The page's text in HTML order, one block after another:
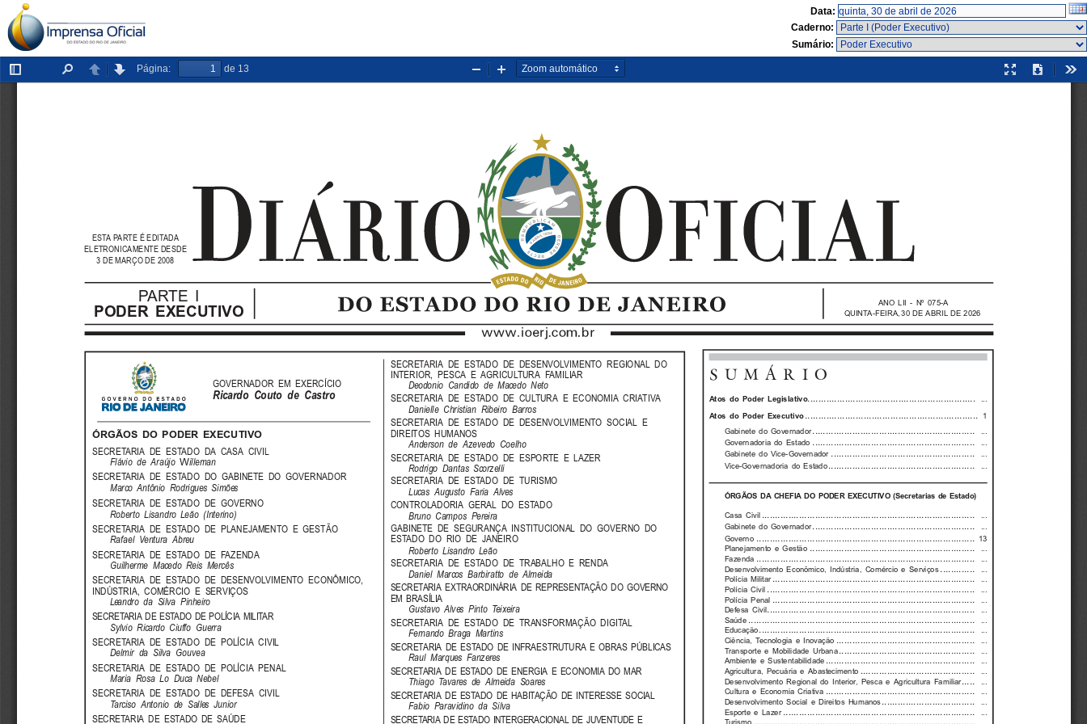
Data:
Caderno:
Sumário:
Exibir/ocultar
painel
LocalizarAnteriorPróxima
Página: de 13
Modo
de
Download
Diminuir
zoom
Aumentar
zoom
ESTA PARTE É EDITADA
ELETRONICAMENTE DESDE
3 DE MARÇO DE 2008
ANO  LII  -  Nº  075-A
Q U I N TA - F E I R A , 30  DE  ABRIL  DE  2026
PARTE  I
PODER  EXECUTIVO
ÓRGÃOS  DO  PODER  EXECUTIVO
SECRETARIA  DE  ESTADO  DA  CASA  CIVIL
Flávio  de  Araújo Willeman
SECRETARIA  DE  ESTADO  DO  GABINETE  DO  GOVERNADOR
Marco  Antônio  Rodrigues  Simões
SECRETARIA  DE  ESTADO  DE  GOVERNO
Roberto  Lisandro  Leão  (Interino)
SECRETARIA  DE  ESTADO  DE  PLANEJAMENTO  E  GESTÃO
Rafael  Ventura  Abreu
SECRETARIA  DE  ESTADO  DE  FAZENDA
Guilherme  Macedo  Reis  Mercês
SECRETARIA  DE  ESTADO  DE  DESENVOLVIMENTO  ECONÔMICO,
INDÚSTRIA,  COMÉRCIO  E  SERVIÇOS
Leandro  da  Silva  Pinheiro
SECRETARIA DE ESTADO DE POLÍCIA MILITAR
Sylvio  Ricardo  Ciuffo  Guerra
SECRETARIA  DE  ESTADO  DE  POLÍCIA  CIVIL
Delmir  da  Silva  Gouvea
SECRETARIA  DE  ESTADO  DE  POLÍCIA  PENAL
Maria  Rosa  Lo  Duca  Nebel
SECRETARIA  DE  ESTADO  DE  DEFESA  CIVIL
Tarciso  Antonio  de  Salles  Junior
SECRETARIA  DE  ESTADO  DE  SAÚDE
GOVERNADOR  EM  EXERCÍCIO
Ricardo  Couto  de  Castro
SECRETARIA  DE  ESTADO  DE  DESENVOLVIMENTO  REGIONAL  DO
INTERIOR,  PESCA  E  AGRICULTURA  FAMILIAR
Deodonio  Candido  de  Macedo  Neto
SECRETARIA  DE  ESTADO  DE  CULTURA  E  ECONOMIA  CRIATIVA
Danielle  Christian  Ribeiro  Barros
SECRETARIA  DE  ESTADO  DE  DESENVOLVIMENTO  SOCIAL  E
DIREITOS  HUMANOS
Anderson  de  Azevedo  Coelho
SECRETARIA  DE  ESTADO  DE  ESPORTE  E  LAZER
Rodrigo  Dantas  Scorzelli
SECRETARIA  DE  ESTADO  DE  TURISMO
Lucas  Augusto  Faria  Alves
CONTROLADORIA  GERAL  DO  ESTADO
Bruno  Campos  Pereira
GABINETE  DE  SEGURANÇA  INSTITUCIONAL  DO  GOVERNO  DO
ESTADO  DO  RIO  DE  JANEIRO
Roberto  Lisandro  Leão
SECRETARIA  DE  ESTADO  DE  TRABALHO  E  RENDA
Daniel  Marcos  Barbiratto  de  Almeida
SECRETARIA  EXTRAORDINÁRIA  DE  REPRESENTAÇÃO  DO  GOVERNO
EM  BRASÍLIA
Gustavo  Alves  Pinto  Teixeira
SECRETARIA  DE  ESTADO  DE  TRANSFORMAÇÃO  DIGITAL
Fernando  Braga  Martins
SECRETARIA  DE  ESTADO  DE  INFRAESTRUTURA  E  OBRAS  PÚBLICAS
Raul  Marques  Fanzeres
SECRETARIA  DE  ESTADO  DE  ENERGIA  E  ECONOMIA  DO  MAR
Thiago  Tavares  de  Almeida  Soares
SECRETARIA  DE  ESTADO  DE  HABITAÇÃO  DE  INTERESSE  SOCIAL
Fabio  Paravidino  da  Silva
SECRETARIA DE ESTADO INTERGERACIONAL DE JUVENTUDE E
SUMÁRIO
Atos  do  Poder  Legislativo...............................................................
...
Atos  do  Poder  Executivo .................................................................
1
Gabinete  do  Governador.............................................................
...
Governadoria  do  Estado .............................................................
...
Gabinete  do  Vice-Governador ......................................................
...
Vice-Governadoria  do  Estado ....................................................... ...
ÓRGÃOS  DA  CHEFIA  DO  PODER  EXECUTIVO  (Secretarias  de  Estado)
Casa  Civil ................................................................................
...
Gabinete  do  Governador.............................................................
...
Governo .................................................................................. 13
Planejamento  e  Gestão ..............................................................
...
Fazenda ..................................................................................
...
Desenvolvimento  Econômico,  Indústria,  Comércio  e  Serviços .............
...
Polícia  Militar ............................................................................
...
Polícia  Civil ..............................................................................
...
Polícia  Penal ............................................................................
...
Defesa  Civil..............................................................................
...
Saúde .....................................................................................
...
Educação .................................................................................
...
Ciência,  Tecnologia  e  Inovação ....................................................
...
Transporte  e  Mobilidade  Urbana ...................................................
...
Ambiente  e  Sustentabilidade ........................................................
...
Agricultura,  Pecuária  e  Abastecimento ...........................................
...
Desenvolvimento  Regional  do  Interior,  Pesca  e  Agricultura  Familiar.....
...
Cultura  e  Economia  Criativa ........................................................
...
Desenvolvimento  Social  e  Direitos  Humanos ...................................
...
Esporte  e  Lazer ........................................................................
...